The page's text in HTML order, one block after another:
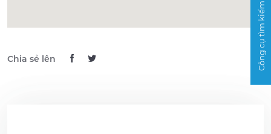
Chia sẻ lên Công cụ tìm kiếm